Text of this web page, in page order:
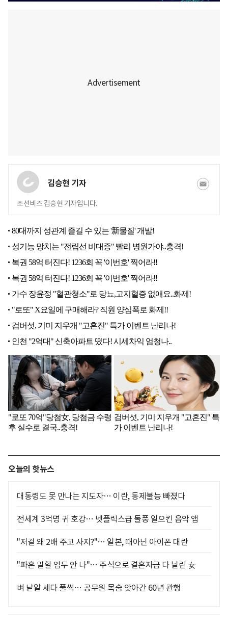
김승현 기자
조선비즈 김승현 기자입니다.
오늘의 핫뉴스
대통령도 못 만나는 지도자… 이란, 통제불능 빠졌다
전세계 3억명 귀 호강… 넷플릭스급 돌풍 일으킨 음악 앱
"저걸 왜 2배 주고 사지?"… 일본, 때아닌 아이폰 대란
"파혼 말할 엄두 안 나"… 주식으로 결혼자금 다 날린 女
벼 낱알 세다 풀썩… 공무원 목숨 앗아간 60년 관행